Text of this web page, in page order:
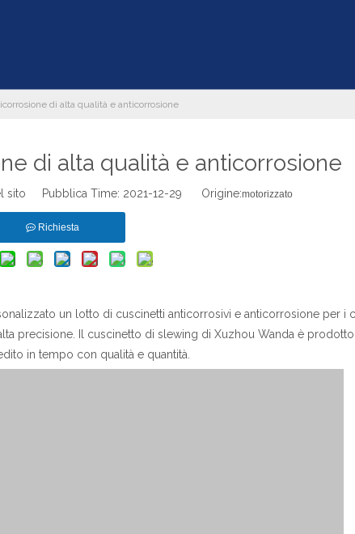
di alta qualità e anticorrosione
di alta qualità e anticorrosione
sito Pubblica Time: 2021-12-29 Origine:motorizzato
Richiesta
un lotto di cuscinetti anticorrosivi e anticorrosione per i
precisione. Il cuscinetto di slewing di Xuzhou Wanda è
in tempo con qualità e quantità.